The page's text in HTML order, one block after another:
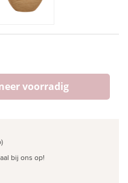
voorradig
bij ons op!